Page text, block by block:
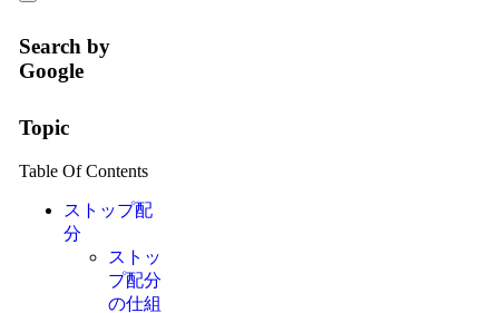
Search by
Google
Topic
Table Of Contents
ストップ配
分
ストッ
プ配分
の仕組